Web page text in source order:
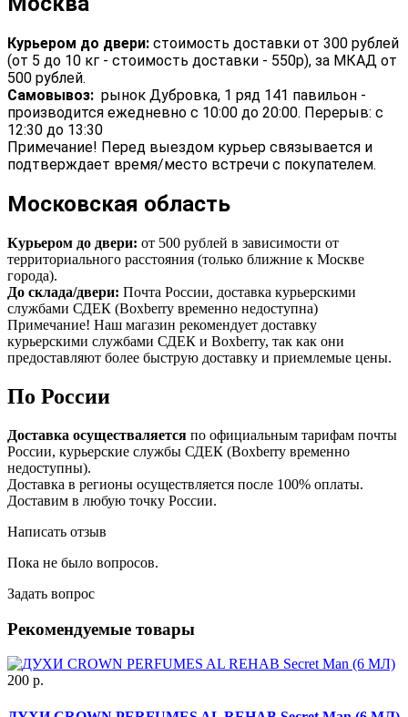
Курьером до двери: стоимость доставки от 300 рублей
(от 5 до 10 кг - стоимость доставки - 550р), за МКАД от
500 рублей.
Самовывоз: рынок Дубровка, 1 ряд 141 павильон -
производится ежедневно с 10:00 до 20:00. Перерыв: с
12:30 до 13:30
Примечание! Перед выездом курьер связывается и
подтверждает время/место встречи с покупателем.
Московская область
Курьером до двери: от 500 рублей в зависимости от
территориального расстояния (только ближние к Москве
города).
До склада/двери: Почта России, доставка курьерскими
службами СДЕК (Boxberry временно недоступна)
Примечание! Наш магазин рекомендует доставку
курьерскими службами СДЕК и Boxberry, так как они
предоставляют более быструю доставку и приемлемые цены.
По России
Доставка осуществаляется по официальным тарифам почты
России, курьерские службы СДЕК (Boxberry временно
недоступны).
Доставка в регионы осуществляется после 100% оплаты.
Доставим в любую точку России.
Написать отзыв
Пока не было вопросов.
Задать вопрос
Рекомендуемые товары
200 р.